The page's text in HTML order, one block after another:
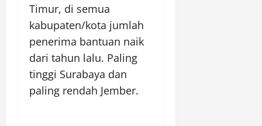
Timur, di semua
kabupaten/kota jumlah
penerima bantuan naik
dari tahun lalu. Paling
tinggi Surabaya dan
paling rendah Jember.